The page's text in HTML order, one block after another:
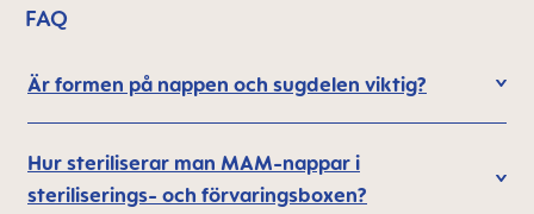
FAQ
Är formen på nappen och sugdelen viktig?
Hur steriliserar man MAM-nappar i
steriliserings- och förvaringsboxen?